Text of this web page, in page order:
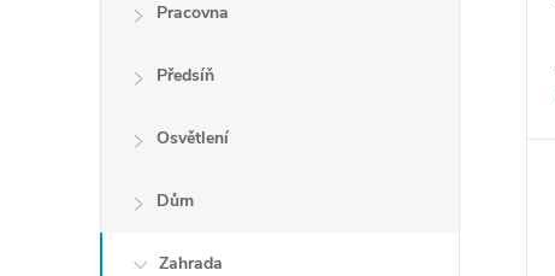
Pracovna
Předsíň
Osvětlení
Dům
Zahrada